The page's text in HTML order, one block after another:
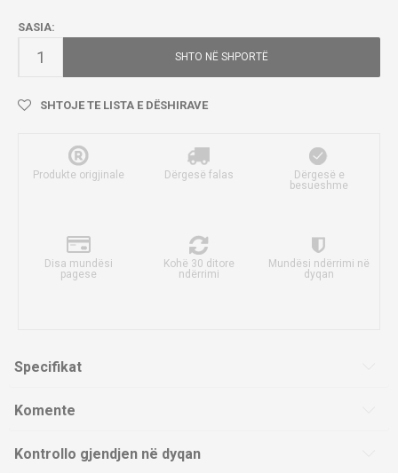
SASIA:
SHTO NË SHPORTË
SHTOJE TE LISTA E DËSHIRAVE
Produkte origjinale Dërgesë falas
Dërgesë e
besueshme
Disa mundësi
pagese
Kohë 30 ditore
ndërrimi
Mundësi ndërrimi në
dyqan
Specifikat
Komente
Kontrollo gjendjen në dyqan